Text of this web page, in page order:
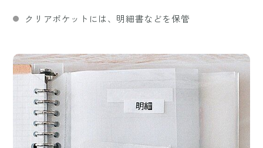
クリアポケットには、明細書などを保管